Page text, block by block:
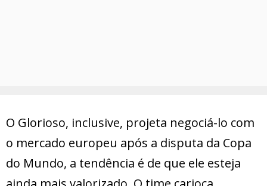
O Glorioso, inclusive, projeta negociá-lo com
o mercado europeu após a disputa da Copa
do Mundo, a tendência é de que ele esteja